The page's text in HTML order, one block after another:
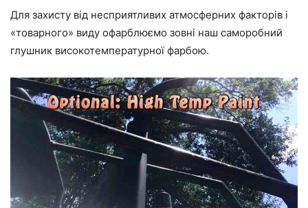
Для захисту від несприятливих атмосферних факторів і
«товарного» виду офарблюємо зовні наш саморобний
глушник високотемпературної фарбою.